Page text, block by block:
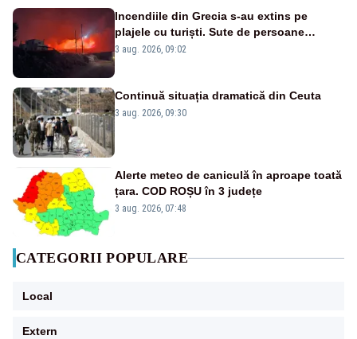
Incendiile din Grecia s-au extins pe
plajele cu turiști. Sute de persoane
evacuate pe mare, drumuri blocate de
3 aug. 2026, 09:02
Continuă situația dramatică din Ceuta
3 aug. 2026, 09:30
Alerte meteo de caniculă în aproape toată
țara. COD ROȘU în 3 județe
3 aug. 2026, 07:48
CATEGORII POPULARE
Local
Extern